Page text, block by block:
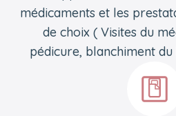
médicaments et les
de choix ( Visites du
pédicure, blanchiment